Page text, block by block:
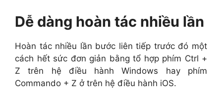
Dễ dàng hoàn tác nhiều lần
Hoàn tác nhiều lần bước liên tiếp trước đó một
cách hết sức đơn giản bằng tổ hợp phím Ctrl +
Z trên hệ điều hành Windows hay phím
Commando + Z ở trên hệ điều hành iOS.